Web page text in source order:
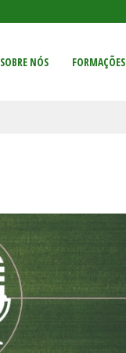
SOBRE NÓS
FORMAÇÕES